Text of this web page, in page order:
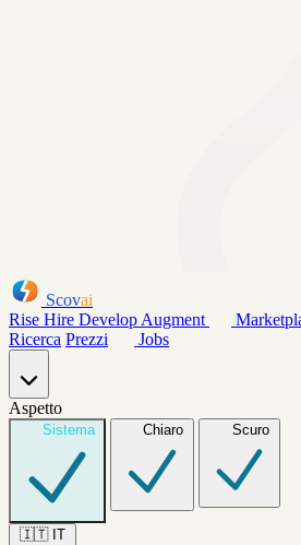
Scovai
Rise Hire Develop Augment
Ricerca Prezzi Jobs
Aspetto
Sistema Chiaro Scuro
🇮🇹 IT